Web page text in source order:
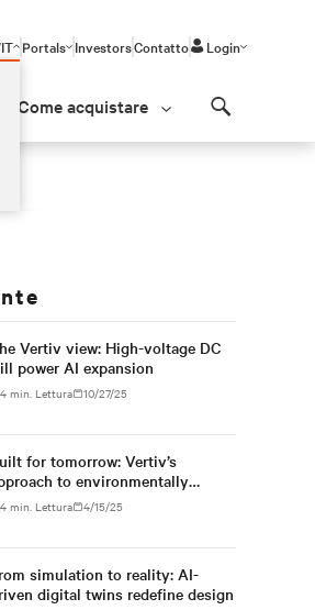
Portals InvestorsContatto Login
Come acquistare
Vertiv view: High-voltage DC
power AI expansion
4 min. Lettura 10/27/25
for tomorrow: Vertiv’s
to environmentally
infrastructure
4 min. Lettura 4/15/25
simulation to reality: AI-
digital twins redefine design